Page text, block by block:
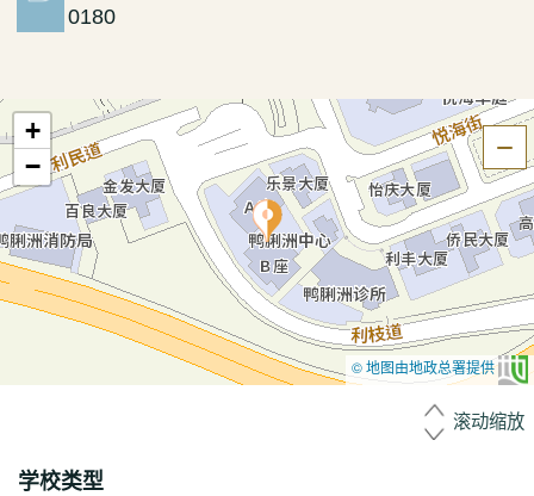
0180
+
−
© 地图由地政总署提供
滚动缩放
学校类型